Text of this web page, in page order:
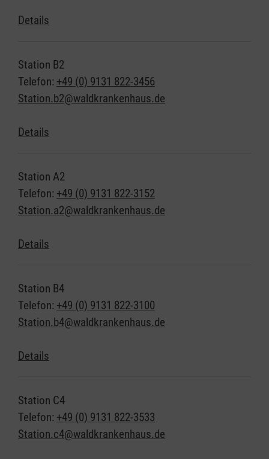
Details
Station B2
Telefon: +49 (0) 9131 822-3456
Station.b2@waldkrankenhaus.de
Details
Station A2
Telefon: +49 (0) 9131 822-3152
Station.a2@waldkrankenhaus.de
Details
Station B4
Telefon: +49 (0) 9131 822-3100
Station.b4@waldkrankenhaus.de
Details
Station C4
Telefon: +49 (0) 9131 822-3533
Station.c4@waldkrankenhaus.de